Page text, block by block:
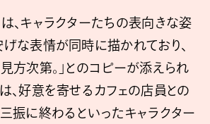
、キャラクターたちの表向きな姿
な表情が同時に描かれており、
方次第。」とのコピーが添えられ
、好意を寄せるカフェの店員との
振に終わるといったキャラクター